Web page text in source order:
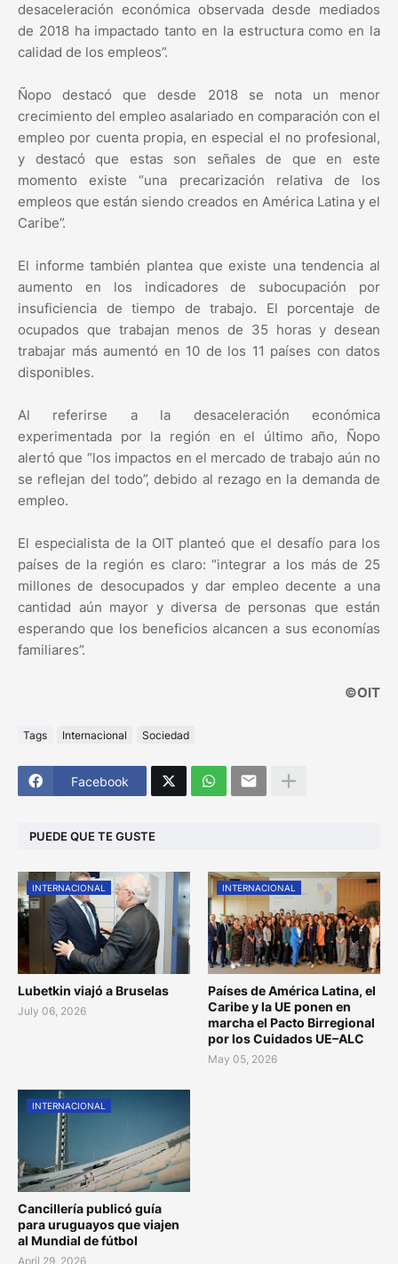
desaceleración económica observada desde mediados
de 2018 ha impactado tanto en la estructura como en la
calidad de los empleos”.
Ñopo destacó que desde 2018 se nota un menor
crecimiento del empleo asalariado en comparación con el
empleo por cuenta propia, en especial el no profesional,
y destacó que estas son señales de que en este
momento existe “una precarización relativa de los
empleos que están siendo creados en América Latina y el
Caribe”.
El informe también plantea que existe una tendencia al
aumento en los indicadores de subocupación por
insuficiencia de tiempo de trabajo. El porcentaje de
ocupados que trabajan menos de 35 horas y desean
trabajar más aumentó en 10 de los 11 países con datos
disponibles.
Al referirse a la desaceleración económica
experimentada por la región en el último año, Ñopo
alertó que “los impactos en el mercado de trabajo aún no
se reflejan del todo”, debido al rezago en la demanda de
empleo.
El especialista de la OIT planteó que el desafío para los
países de la región es claro: “integrar a los más de 25
millones de desocupados y dar empleo decente a una
cantidad aún mayor y diversa de personas que están
esperando que los beneficios alcancen a sus economías
familiares”.
©OIT
Tags Internacional Sociedad
Facebook
PUEDE QUE TE GUSTE
INTERNACIONAL
Lubetkin viajó a Bruselas
July 06, 2026
INTERNACIONAL
Países de América Latina, el
Caribe y la UE ponen en
marcha el Pacto Birregional
por los Cuidados UE–ALC
May 05, 2026
INTERNACIONAL
Cancillería publicó guía
para uruguayos que viajen
al Mundial de fútbol
April 29, 2026